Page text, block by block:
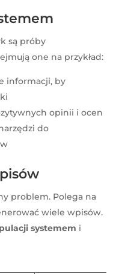
są próby
one na przykład:
informacji, by
opinii i ocen
do
problem. Polega na
wiele wpisów.
systemem i